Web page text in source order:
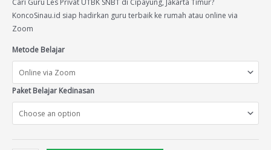
Cari Guru Les Privat UTBK SNBT di Cipayung, Jakarta Timur?
KoncoSinau.id siap hadirkan guru terbaik ke rumah atau online via
Zoom
Metode Belajar
Paket Belajar Kedinasan